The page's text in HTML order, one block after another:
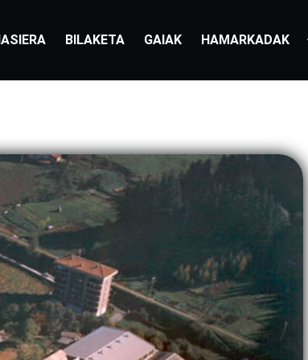
BILAKETA GAIAK HAMARKADAK